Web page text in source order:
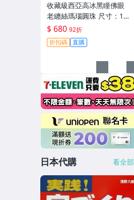
收藏級西亞高冰黑瞳佛眼
老纏絲瑪瑙圓珠 尺寸：16
mm 整顆珠子通體高冰，
只有 天珠 瑪瑙 古玩 二手
【德寶齋】6344
$ 680 92折
折扣碼 直購
日本代購 看全部